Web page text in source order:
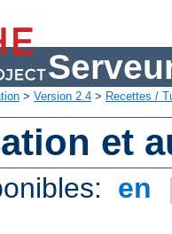
> Version 2.4 > Recettes /
et
en